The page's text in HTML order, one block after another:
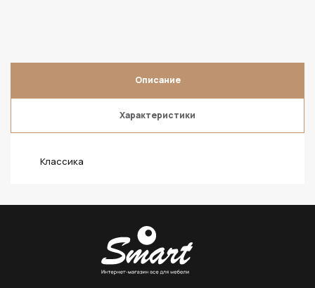
Описание
Характеристики
Классика